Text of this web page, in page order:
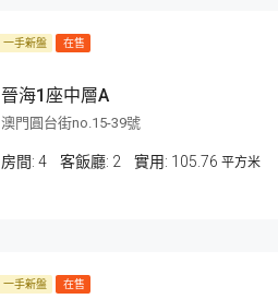
一手新盤 在售
晉海1座中層A
澳門圓台街no.15-39號
房間: 4 客飯廳: 2 105.76 平方米
一手新盤 在售